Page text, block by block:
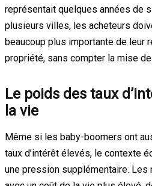
représentait quelques années de
plusieurs villes, les acheteurs
beaucoup plus importante de leur
propriété, sans compter la mise
Le poids des taux
la vie
Même si les baby-boomers ont
taux d’intérêt élevés, le contexte
une pression supplémentaire. Les